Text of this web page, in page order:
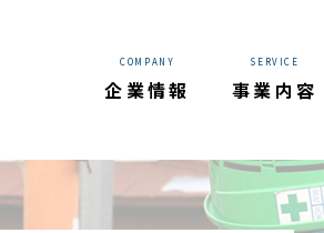
COMPANY
企業情報
SERVICE
事業内容